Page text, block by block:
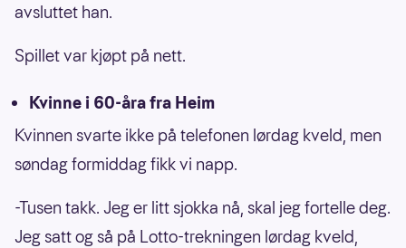
avsluttet han.
Spillet var kjøpt på nett.
Kvinne i 60-åra fra Heim
Kvinnen svarte ikke på telefonen lørdag kveld, men
søndag formiddag fikk vi napp.
-Tusen takk. Jeg er litt sjokka nå, skal jeg fortelle deg.
Jeg satt og så på Lotto-trekningen lørdag kveld,